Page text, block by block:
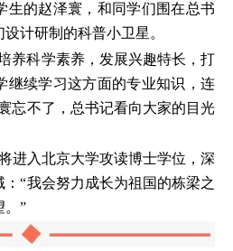
生的赵泽寰，和同学们围在总书
计研制的科普小卫星。
养科学素养，发展兴趣特长，打
继续学习这方面的专业知识，连
忘不了，总书记看向大家的目光
进入北京大学攻读博士学位，深
“我会努力成长为祖国的栋梁之
。”